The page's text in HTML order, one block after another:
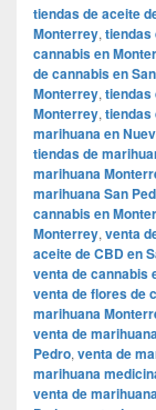
tiendas de aceite
Monterrey, tiendas
cannabis en
de cannabis en
Monterrey, tiendas
Monterrey, tiendas
marihuana en
tiendas de
marihuana
marihuana San
cannabis en
Monterrey, venta
aceite de CBD en
venta de cannabis
venta de flores de
marihuana
venta de
Pedro, venta de
marihuana
venta de